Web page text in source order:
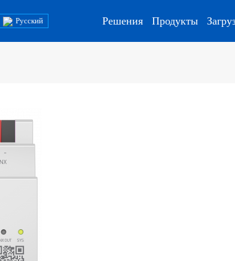
Русский Решения Продукты